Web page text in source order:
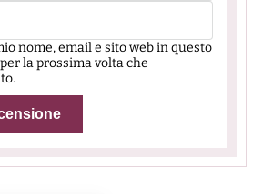
nome, email e sito web in questo
la prossima volta che